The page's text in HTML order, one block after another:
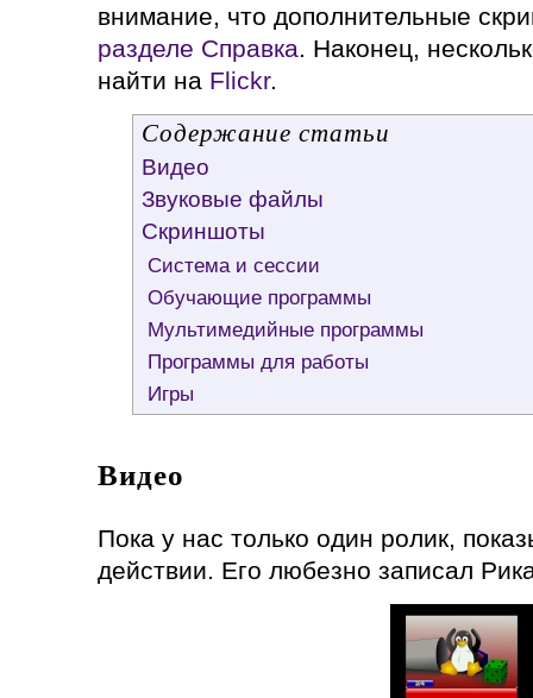
внимание, что дополнительные
разделе Справка. Наконец,
найти на Flickr.
Содержание статьи
Видео
Звуковые файлы
Скриншоты
Система и сессии
Обучающие программы
Мультимедийные программы
Программы для работы
Игры
Видео
Пока у нас только один ролик,
действии. Его любезно записал